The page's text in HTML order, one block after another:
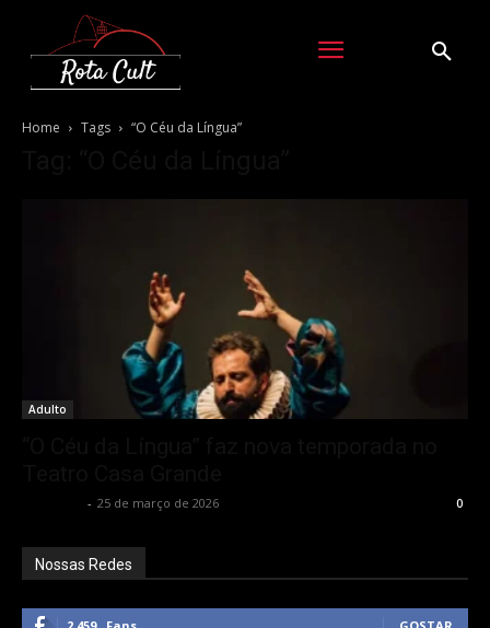
Home Tags “O Céu da Língua”
Adulto
- 25 de março de 2026 0
Nossas Redes